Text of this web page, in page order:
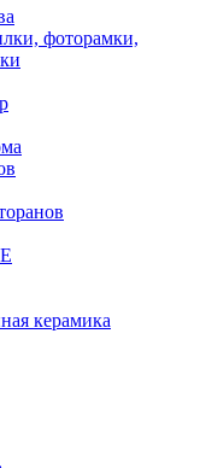
фоторамки,
керамика